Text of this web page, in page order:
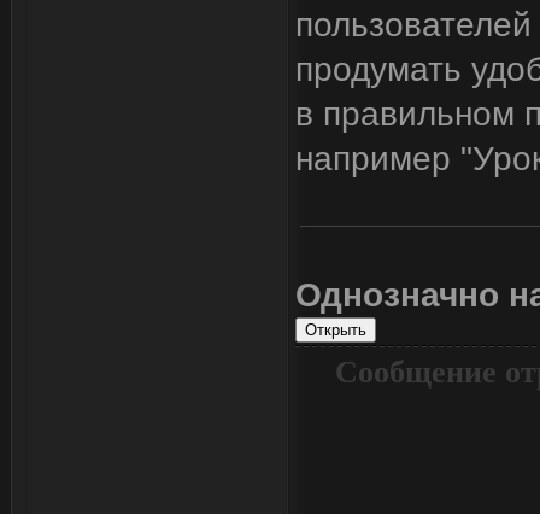
продумать
в правильном
например
Однозначно
Сообщение